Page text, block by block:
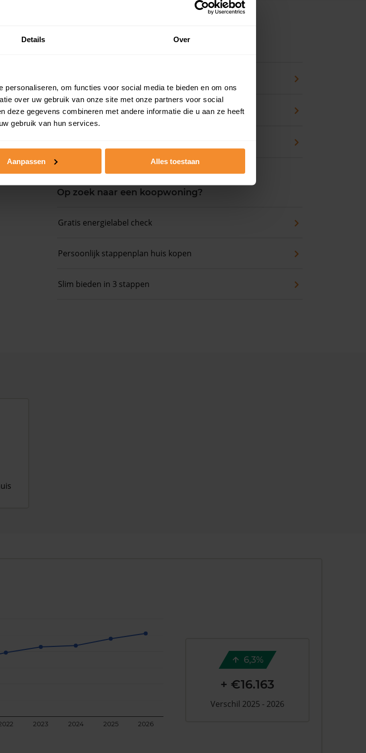
Details Over
om functies voor social media te bieden en om ons
over uw gebruik van onze site met onze partners voor social
deze gegevens combineren met andere informatie die u aan ze heeft
gebruik van hun services.
Aanpassen Alles toestaan
Koopsommenoverzicht
Op zoek naar een koopwoning?
Gratis energielabel check
Persoonlijk stappenplan huis kopen
Slim bieden in 3 stappen
2023 2024 2025 2026
6,3%
+ €16.163
Verschil 2025 - 2026